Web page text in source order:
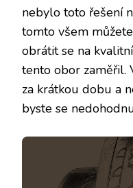
nebylo toto řešení
tomto všem
obrátit se na
tento obor zaměřil.
za krátkou dobu a
byste se